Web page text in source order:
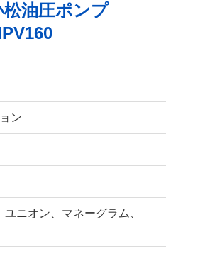
油圧ポンプ
ン
ユニオン、マネーグラム、